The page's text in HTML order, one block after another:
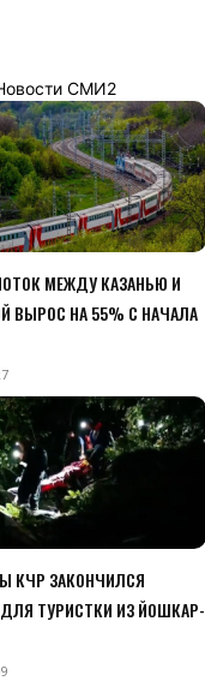
СМИ2
МЕЖДУ КАЗАНЬЮ И
ВЫРОС НА 55% С НАЧАЛА
КЧР ЗАКОНЧИЛСЯ
ТУРИСТКИ ИЗ ЙОШКАР-